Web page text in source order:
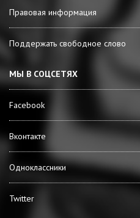
Правовая информация
Поддержать свободное слово
МЫ В СОЦСЕТЯХ
Facebook
Вконтакте
Одноклассники
Twitter